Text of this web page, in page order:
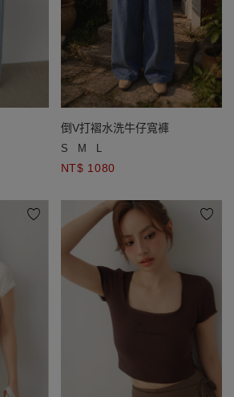
倒V打褶水洗牛仔寬褲
S M L
NT$ 1080